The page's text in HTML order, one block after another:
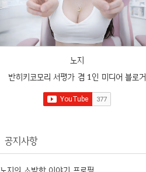
노지
반히키코모리 서평가 겸 1인 미디어 블로거
공지사항